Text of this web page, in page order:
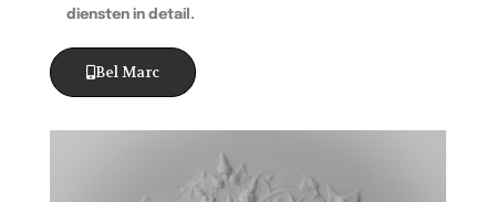
diensten in detail.
Bel Marc